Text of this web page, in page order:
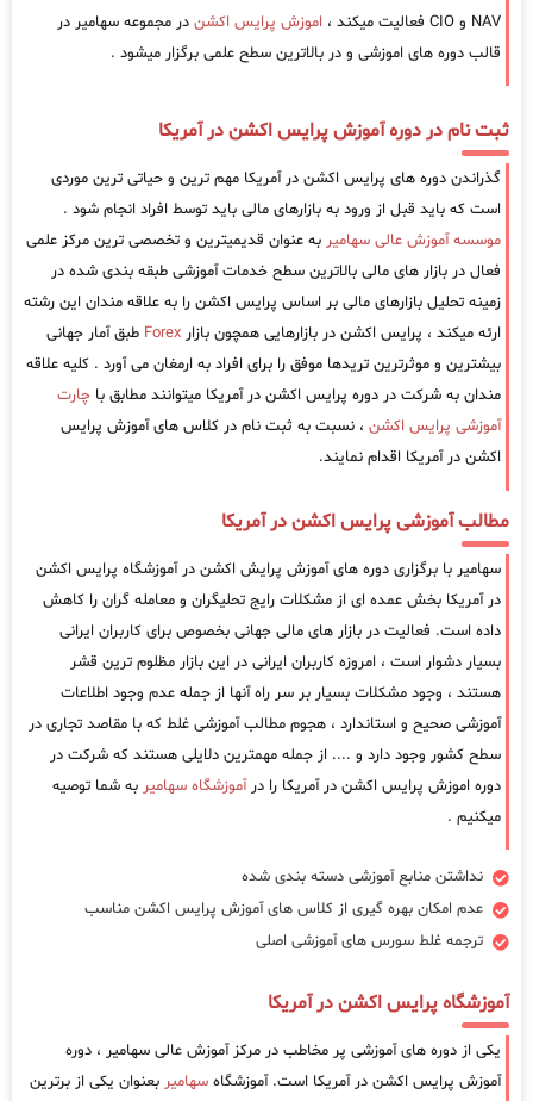
NAV و CIO فعالیت میکند ،
اموزش پرایس اکشن در مجموعه سهامیر در
قالب دوره های اموزشی و در بالاترین سطح علمی برگزار میشود .
ثبت نام در دوره آموزش پرایس اکشن در آمریکا
گذراندن دوره های پرایس اکشن در آمریکا مهم ترین و حیاتی ترین موردی
است که باید قبل از ورود به بازارهای مالی باید توسط افراد انجام شود .
موسسه آموزش عالی سهامیر به عنوان قدیمیترین و تخصصی ترین مرکز علمی
فعال در بازار های مالی بالاترین سطح خدمات آموزشی طبقه بندی شده در
زمینه تحلیل بازارهای مالی بر اساس پرایس اکشن را به علاقه مندان این رشته
ارئه میکند ، پرایس اکشن در بازارهایی همچون بازار Forex طبق آمار جهانی
بیشترین و موثرترین تریدها موفق را برای افراد به ارمغان می آورد . کلیه علاقه
مندان به شرکت در دوره پرایس اکشن در آمریکا میتوانند مطابق با چارت
آموزشی پرایس اکشن ، نسبت به ثبت نام در کلاس های آموزش پرایس
اکشن در آمریکا اقدام نمایند.
مطالب آموزشی پرایس اکشن در آمریکا
سهامیر با برگزاری دوره های آموزش پرایش اکشن در آموزشگاه پرایس اکشن
در آمریکا بخش عمده ای از مشکلات رایج تحلیگران و معامله گران را کاهش
داده است. فعالیت در بازار های مالی جهانی بخصوص برای کاربران ایرانی
بسیار دشوار است ، امروزه کاربران ایرانی در این بازار مظلوم ترین قشر
هستند ، وجود مشکلات بسیار بر سر راه آنها از جمله عدم وجود اطلاعات
آموزشی صحیح و استاندارد ، هجوم مطالب آموزشی غلط که با مقاصد تجاری در
سطح کشور وجود دارد و .... از جمله مهمترین دلایلی هستند که شرکت در
دوره اموزش پرایس اکشن در آمریکا را درآموزشگاه سهامیر به شما توصیه
میکنیم .
نداشتن منابع آموزشی دسته بندی شده
عدم امکان بهره گیری از کلاس های آموزش پرایس اکشن مناسب
ترجمه غلط سورس های آموزشی اصلی
آموزشگاه پرایس اکشن در آمریکا
یکی از دوره های آموزشی پر مخاطب در مرکز آموزش عالی سهامیر ، دوره
آموزش پرایس اکشن در آمریکا است. آموزشگاه سهامیر بعنوان یکی از برترین